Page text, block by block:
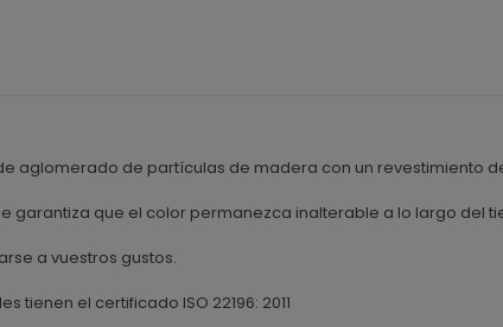
aglomerado de partículas de madera con un revestimiento
garantiza que el color permanezca inalterable a lo largo del
a vuestros gustos.
tienen el certificado ISO 22196: 2011